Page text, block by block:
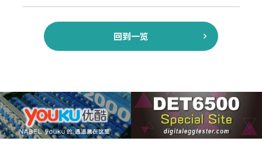
回到一览